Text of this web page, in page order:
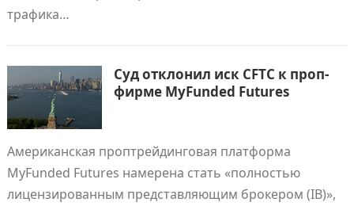
трафика…
Суд отклонил иск CFTC к проп-
фирме MyFunded Futures
Американская проптрейдинговая платформа
MyFunded Futures намерена стать «полностью
лицензированным представляющим брокером (IB)»,